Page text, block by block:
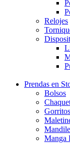
Relojes
Prendas en
Bolsos
Gorritos
Manga